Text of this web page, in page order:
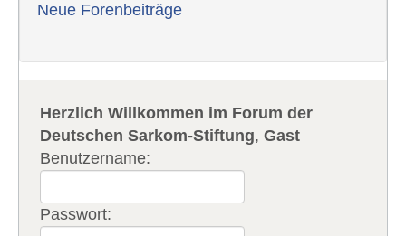
Neue Forenbeiträge
Herzlich Willkommen im Forum der
Deutschen Sarkom-Stiftung,Gast
Benutzername:
Passwort: